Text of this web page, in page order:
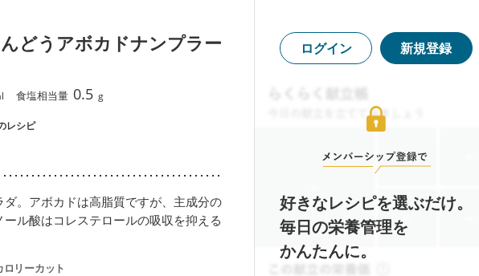
どうアボカドナンプラー
食塩相当量 0.5 g
レシピ
ダ。アボカドは高脂質ですが、主成分の
ール酸はコレステロールの吸収を抑える
ロリーカット
ログイン 新規登録
好きなレシピを選ぶだけ。
毎日の栄養管理を
かんたんに。